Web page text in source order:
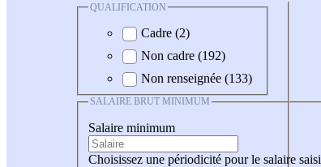
QUALIFICATION
Cadre (2)
Non cadre (192)
Non renseignée (133)
SALAIRE BRUT MINIMUM
Salaire minimum
Choisissez une périodicité pour le salaire saisi